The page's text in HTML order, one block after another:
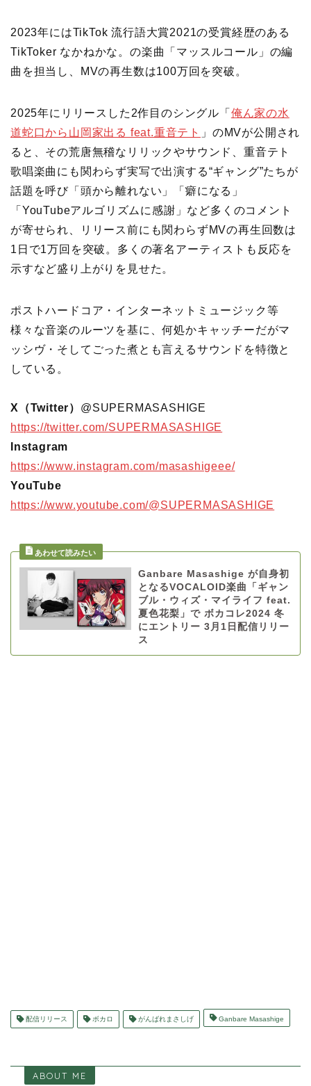
2023年にはTikTok 流行語大賞2021の受賞経歴のある
TikToker なかねかな。の楽曲「マッスルコール」の編
曲を担当し、MVの再生数は100万回を突破。
2025年にリリースした2作目のシングル「 俺ん家の水
道蛇口から山岡家出る feat.重音テト 」のMVが公開され
ると、その荒唐無稽なリリックやサウンド、重音テト
歌唱楽曲にも関わらず実写で出演する“ギャング”たちが
話題を呼び「頭から離れない」「癖になる」
「YouTubeアルゴリズムに感謝」など多くのコメント
が寄せられ、リリース前にも関わらずMVの再生回数は
1日で1万回を突破。多くの著名アーティストも反応を
示すなど盛り上がりを見せた。
ポストハードコア・インターネットミュージック等
様々な音楽のルーツを基に、何処かキャッチーだがマ
ッシヴ・そしてごった煮とも言えるサウンドを特徴と
している。
X（Twitter） @SUPERMASASHIGE
https://twitter.com/SUPERMASASHIGE
Instagram
https://www.instagram.com/masashigeee/
YouTube
https://www.youtube.com/@SUPERMASASHIGE
Ganbare Masashige が自身初
となるVOCALOID楽曲「ギャン
ブル・ウィズ・マイライフ feat.
夏色花梨」で ボカコレ2024 冬
にエントリー 3月1日配信リリー
ス
配信リリース ボカロ がんばれまさしげ Ganbare Masashige
ABOUT ME